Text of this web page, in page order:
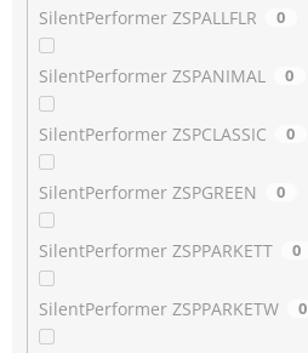
SilentPerformer ZSPALLFLR 0
SilentPerformer ZSPANIMAL 0
SilentPerformer ZSPCLASSIC 0
SilentPerformer ZSPGREEN 0
SilentPerformer ZSPPARKETT 0
SilentPerformer ZSPPARKETW 0